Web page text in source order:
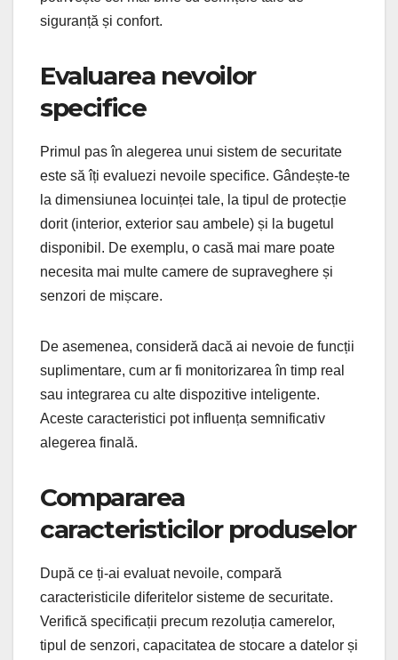
siguranță și confort.
Evaluarea nevoilor
specifice
Primul pas în alegerea unui sistem de securitate
este să îți evaluezi nevoile specifice. Gândește-te
la dimensiunea locuinței tale, la tipul de protecție
dorit (interior, exterior sau ambele) și la bugetul
disponibil. De exemplu, o casă mai mare poate
necesita mai multe camere de supraveghere și
senzori de mișcare.
De asemenea, consideră dacă ai nevoie de funcții
suplimentare, cum ar fi monitorizarea în timp real
sau integrarea cu alte dispozitive inteligente.
Aceste caracteristici pot influența semnificativ
alegerea finală.
Compararea
caracteristicilor produselor
După ce ți-ai evaluat nevoile, compară
caracteristicile diferitelor sisteme de securitate.
Verifică specificații precum rezoluția camerelor,
tipul de senzori, capacitatea de stocare a datelor și